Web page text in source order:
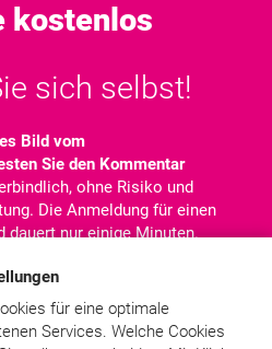
für eine optimale
Services. Welche Cookies
kostenlos
sich selbst!
Bild vom
Sie den Kommentar
ohne Risiko und
Die Anmeldung für einen
dauert nur einige Minuten.
zur Verfügung. Sie haben
und Rechtsquellen.